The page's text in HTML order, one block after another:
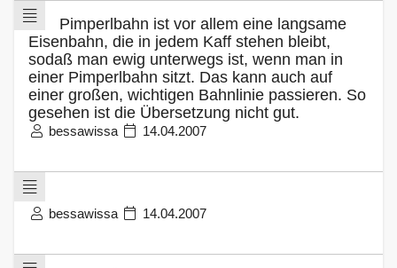
Pimperlbahn ist vor allem eine langsame
Eisenbahn, die in jedem Kaff stehen bleibt,
sodaß man ewig unterwegs ist, wenn man in
einer Pimperlbahn sitzt. Das kann auch auf
einer großen, wichtigen Bahnlinie passieren. So
gesehen ist die Übersetzung nicht gut.
bessawissa 14.04.2007
bessawissa 14.04.2007